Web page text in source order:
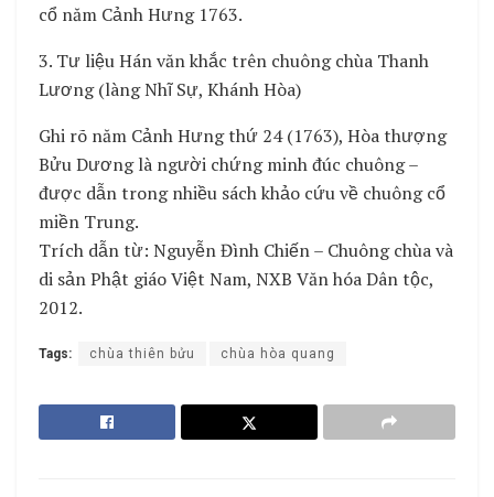
cổ năm Cảnh Hưng 1763.
3. Tư liệu Hán văn khắc trên chuông chùa Thanh
Lương (làng Nhĩ Sự, Khánh Hòa)
Ghi rõ năm Cảnh Hưng thứ 24 (1763), Hòa thượng
Bửu Dương là người chứng minh đúc chuông –
được dẫn trong nhiều sách khảo cứu về chuông cổ
miền Trung.
Trích dẫn từ: Nguyễn Đình Chiến – Chuông chùa và
di sản Phật giáo Việt Nam, NXB Văn hóa Dân tộc,
2012.
Tags: chùa thiên bửu chùa hòa quang